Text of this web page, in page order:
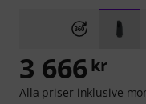
3 666 kr
Alla priser inklusive